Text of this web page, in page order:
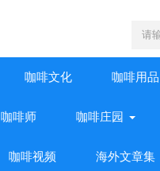
咖啡文化 咖啡用品
咖啡师 咖啡庄园
咖啡视频 海外文章集